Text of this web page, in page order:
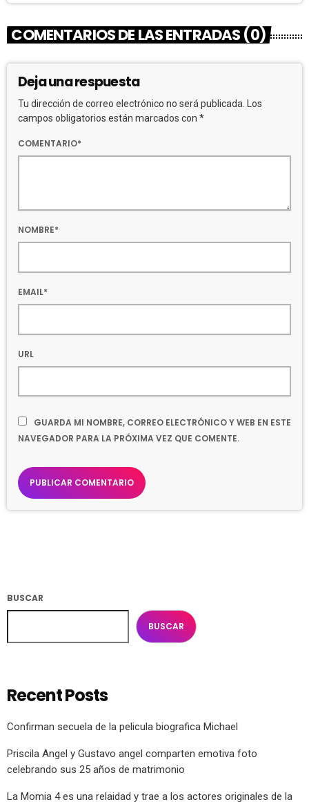
COMENTARIOS DE LAS ENTRADAS (0)
Deja una respuesta
Tu dirección de correo electrónico no será publicada. Los
campos obligatorios están marcados con *
COMENTARIO*
NOMBRE*
EMAIL*
URL
GUARDA MI NOMBRE, CORREO ELECTRÓNICO Y WEB EN ESTE
NAVEGADOR PARA LA PRÓXIMA VEZ QUE COMENTE.
BUSCAR
BUSCAR
Recent Posts
Confirman secuela de la pelicula biografica Michael
Priscila Angel y Gustavo angel comparten emotiva foto
celebrando sus 25 años de matrimonio
La Momia 4 es una relaidad y trae a los actores originales de la